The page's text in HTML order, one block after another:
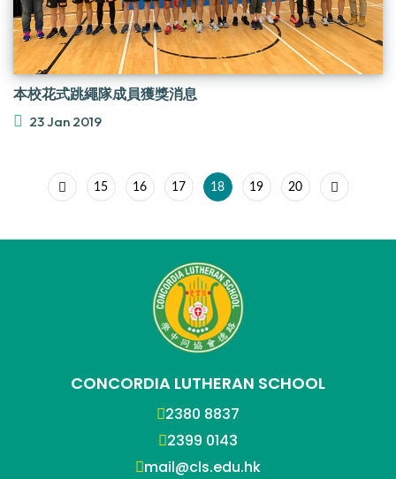
本校花式跳繩隊成員獲獎消息
23 Jan 2019
15 16 17 18 19 20
CONCORDIA LUTHERAN SCHOOL
2380 8837
2399 0143
mail@cls.edu.hk